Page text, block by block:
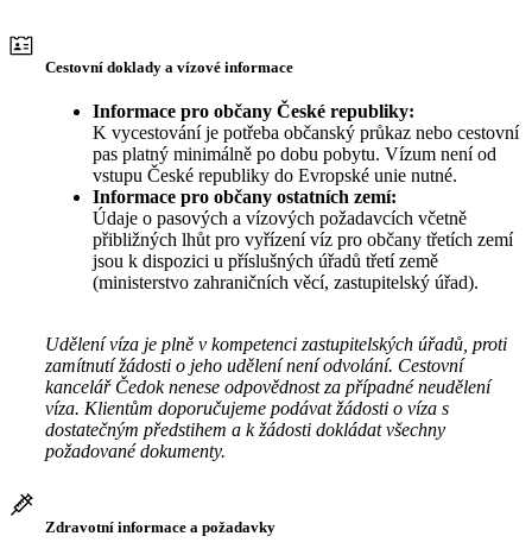
Cestovní doklady a vízové informace
Informace pro občany České republiky:
K vycestování je potřeba občanský průkaz nebo cestovní
pas platný minimálně po dobu pobytu. Vízum není od
vstupu České republiky do Evropské unie nutné.
Informace pro občany ostatních zemí:
Údaje o pasových a vízových požadavcích včetně
přibližných lhůt pro vyřízení víz pro občany třetích zemí
jsou k dispozici u příslušných úřadů třetí země
(ministerstvo zahraničních věcí, zastupitelský úřad).
Udělení víza je plně v kompetenci zastupitelských úřadů, proti
zamítnutí žádosti o jeho udělení není odvolání. Cestovní
kancelář Čedok nenese odpovědnost za případné neudělení
víza. Klientům doporučujeme podávat žádosti o víza s
dostatečným předstihem a k žádosti dokládat všechny
požadované dokumenty.
Zdravotní informace a požadavky